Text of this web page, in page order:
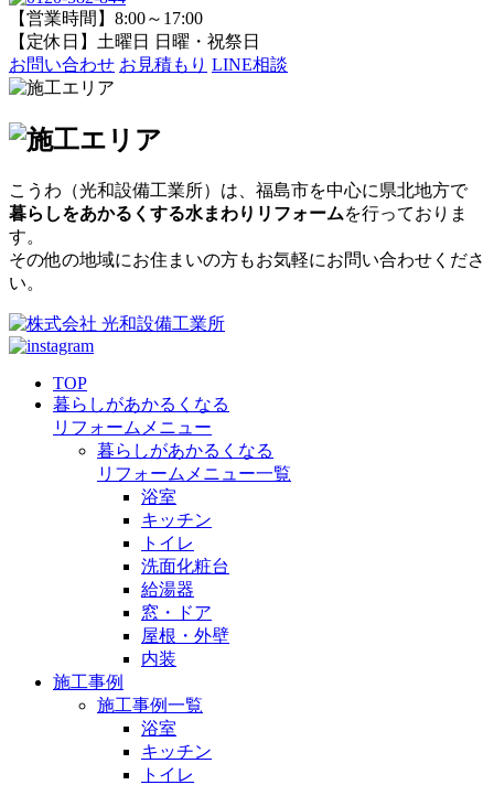
【営業時間】8:00～17:00
【定休日】土曜日 日曜・祝祭日
お問い合わせ お見積もり LINE相談
こうわ（光和設備工業所） は、福島市を中心に県北地方で
暮らしをあかるくする水まわりリフォームを行っておりま
す。
その他の地域にお住まいの方もお気軽にお問い合わせくださ
い。
TOP
暮らしがあかるくなる
リフォームメニュー
暮らしがあかるくなる
リフォームメニュー一覧
浴室
キッチン
トイレ
洗面化粧台
給湯器
窓・ドア
屋根・外壁
内装
施工事例
施工事例一覧
浴室
キッチン
トイレ